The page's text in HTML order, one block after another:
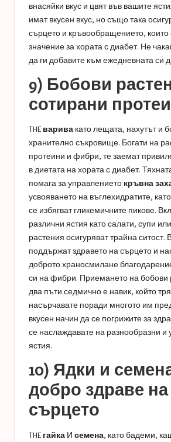
внасяйки вкус и цвят във вашите
имат вкусен вкус, но също така
сърцето и кръвообращението,
значение за хората с диабет. Не
да ги добавите към ежедневната си
9) Бобови
сотирани
THE варива като лещата, нахутът и
хранително съкровище. Богати на
протеини и фибри, те заемат
в диетата на хората с диабет.
помага за управлението кръвна
усвояването на въглехидратите,
се избягват гликемичните пикове.
различни ястия като салати, супи
растения осигуряват трайна
поддържат здравето на сърцето и
доброто храносмилане
си на фибри. Приемането на бобови
два пъти седмично е навик, който
насърчавате поради многото им
вкусен начин да се погрижите за
се наслаждавате на разнообразни и
ястия.
10) Ядки и
добро здраве на
сърцето
THE гайка И семена, като бадеми,